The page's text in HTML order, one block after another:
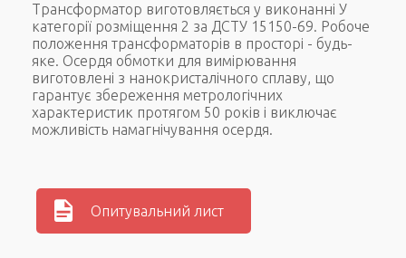
Трансформатор виготовляється у виконанні У
категорії розміщення 2 за ДСТУ 15150-69. Робоче
положення трансформаторів в просторі - будь-
яке. Осердя обмотки для вимірювання
виготовлені з нанокристалічного сплаву, що
гарантує збереження метрологічних
характеристик протягом 50 років і виключає
можливість намагнічування осердя.
Опитувальний лист